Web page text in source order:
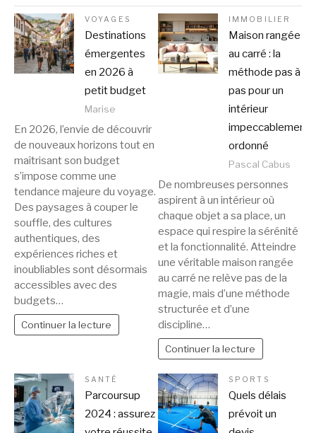
VOYAGES
Destinations
émergentes
en 2026 à
petit budget
Marise
En 2026, l’envie de découvrir
de nouveaux horizons tout en
maîtrisant son budget
s’impose comme une
tendance majeure du voyage.
Des paysages à couper le
souffle, des cultures
authentiques, des
expériences riches et
inoubliables sont désormais
accessibles avec des
budgets…
Continuer la lecture
IMMOBILIER
Maison rangée
au carré : la
méthode pas à
pas pour un
intérieur
impeccablement
ordonné
Pascal Cabus
De nombreuses personnes
aspirent à un intérieur où
chaque objet a sa place, un
espace qui respire la sérénité
et la fonctionnalité. Atteindre
une véritable maison rangée
au carré ne relève pas de la
magie, mais d’une méthode
structurée et d’une
discipline…
Continuer la lecture
SANTÉ
Parcoursup
2024 : assurez
SPORTS
Quels délais
prévoit un